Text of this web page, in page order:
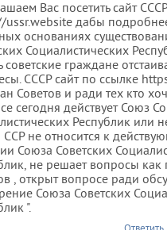
Вас посетить сайт
ussr.website дабы
основаниях
Социалистических
советские граждане
СССР сайт по ссылке
Советов и ради тех кто
сегодня действует Союз
Республик или
не относится к
Союза Советских
не решает вопросы как
, открыт вопросе ради
Союза Советских
".